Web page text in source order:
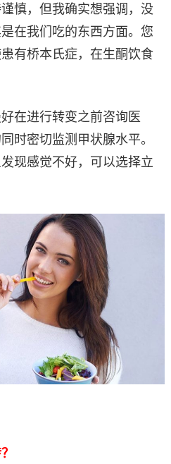
慎，但我确实想强调，没
在我们吃的东西方面。您
有桥本氏症，在生酮饮食
在进行转变之前咨询医
时密切监测甲状腺水平。
现感觉不好，可以选择立